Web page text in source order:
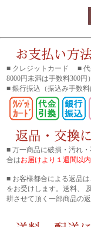
■ クレジットカード ■ 代
8000円未満は手数料300
■ 銀行振込 （振込み手数
■ 万一商品に破損・汚れ
合はお届けより１週間以内
■ お客様都合による返品は
をお受けします。送料、
耕させて頂く一部商品の